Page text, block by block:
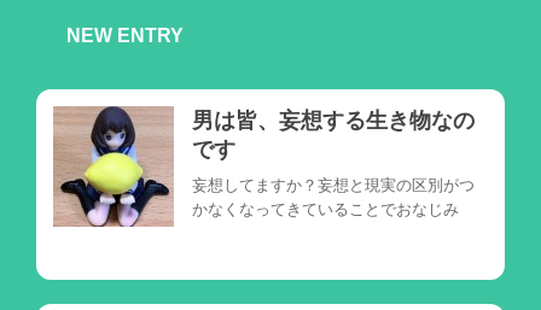
NEW ENTRY
男は皆、妄想する生き物なの
です
妄想してますか？妄想と現実の区別がつ
かなくなってきていることでおなじみ